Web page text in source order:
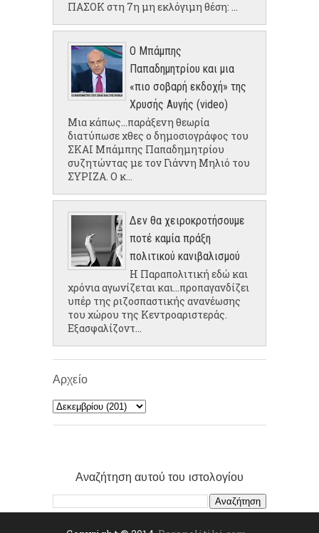
ΠΑΣΟΚ στη 7η μη εκλόγιμη θέση: ...
Ο Μπάμπης
Παπαδημητρίου και μια
«πιο σοβαρή εκδοχή» της
Χρυσής Αυγής (video)
Μια κάπως...παράξενη θεωρία
διατύπωσε χθες ο δημοσιογράφος του
ΣΚΑΙ Μπάμπης Παπαδημητρίου
συζητώντας με τον Γιάννη Μηλιό του
ΣΥΡΙΖΑ. Ο κ...
Δεν θα χειροκροτήσουμε
ποτέ καμία πράξη
πολιτικού κανιβαλισμού
Η Παραπολιτική εδώ και
χρόνια αγωνίζεται και...προπαγανδίζει
υπέρ της ριζοσπαστικής ανανέωσης
του χώρου της Κεντροαριστεράς.
Εξασφαλίζοντ...
Αρχείο
Αναζήτηση αυτού του ιστολογίου